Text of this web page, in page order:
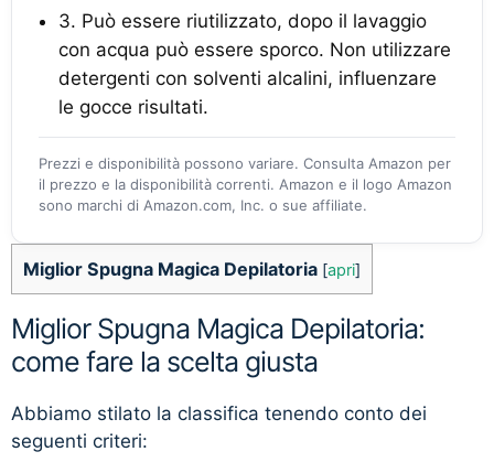
3. Può essere riutilizzato, dopo il lavaggio
con acqua può essere sporco. Non utilizzare
detergenti con solventi alcalini, influenzare
le gocce risultati.
Prezzi e disponibilità possono variare. Consulta Amazon per
il prezzo e la disponibilità correnti. Amazon e il logo Amazon
sono marchi di Amazon.com, Inc. o sue affiliate.
Miglior Spugna Magica Depilatoria [apri]
Miglior Spugna Magica Depilatoria:
come fare la scelta giusta
Abbiamo stilato la classifica tenendo conto dei
seguenti criteri: